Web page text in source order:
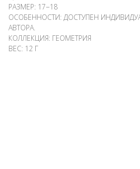
РАЗМЕР: 17−18
ОСОБЕННОСТИ: ДОСТУПЕН
АВТОРА.
КОЛЛЕКЦИЯ: ГЕОМЕТРИЯ
ВЕС: 12 Г